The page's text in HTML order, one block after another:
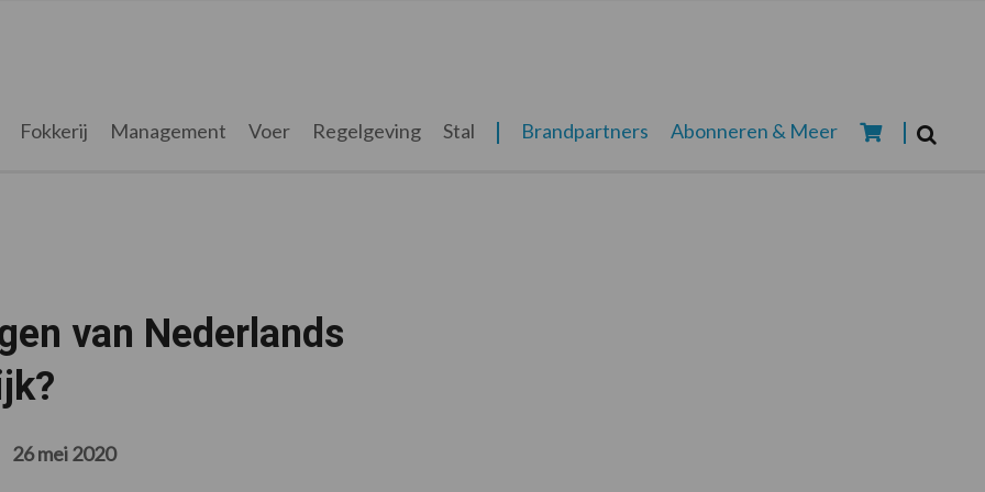
Fokkerij Management Voer Regelgeving Stal Brandpartners Abonneren & Meer
van Nederlands
26 mei 2020